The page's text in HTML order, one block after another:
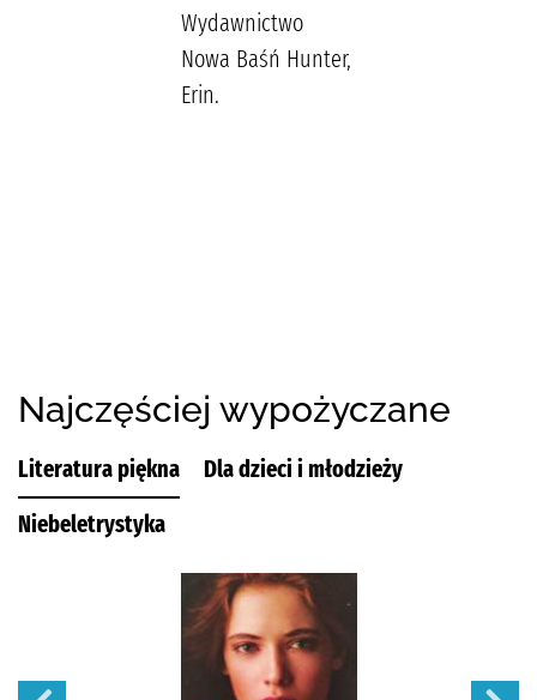
Wydawnictwo
Nowa Baśń Hunter,
Erin.
Najczęściej wypożyczane
Literatura piękna
Dla dzieci i młodzieży
Niebeletrystyka